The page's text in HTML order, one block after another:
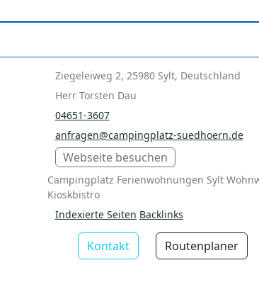
Ziegeleiweg 2, 25980 Sylt, Deutschland
Herr Torsten Dau
04651-3607
anfragen@campingplatz-suedhoern.de
Webseite besuchen
Campingplatz Ferienwohnungen Sylt
Kioskbistro
Indexierte Seiten Backlinks
Kontakt Routenplaner